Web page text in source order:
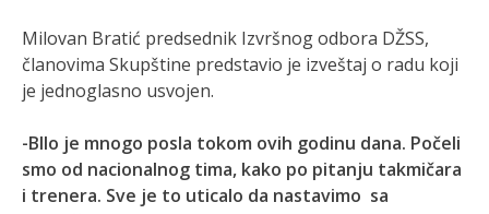
Milovan Bratić predsednik Izvršnog odbora DŽSS,
članovima Skupštine predstavio je izveštaj o radu koji
je jednoglasno usvojen.
-BIlo je mnogo posla tokom ovih godinu dana. Počeli
smo od nacionalnog tima, kako po pitanju takmičara
i trenera. Sve je to uticalo da nastavimo sa